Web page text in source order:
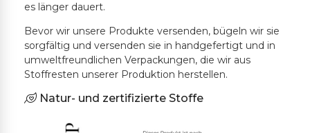
es länger dauert.
Bevor wir unsere Produkte versenden, bügeln wir sie
sorgfältig und versenden sie in handgefertigt und in
umweltfreundlichen Verpackungen, die wir aus
Stoffresten unserer Produktion herstellen.
Natur- und zertifizierte Stoffe